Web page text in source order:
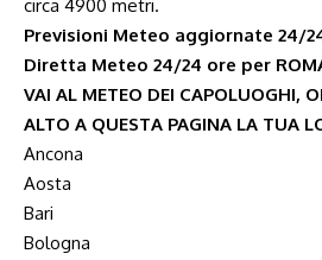
circa 4900 metri.
Previsioni Meteo aggiornate 24/
Diretta Meteo 24/24 ore per
VAI AL METEO DEI CAPOLUOGHI,
ALTO A QUESTA PAGINA LA TUA
Ancona
Aosta
Bari
Bologna